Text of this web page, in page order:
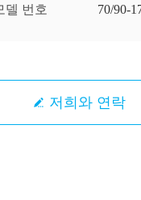
델 번호 70/90-
저희와 연락